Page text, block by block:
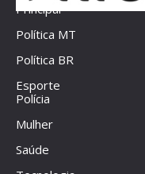
Principal
Política MT
Política BR
Esporte
Polícia
Mulher
Saúde